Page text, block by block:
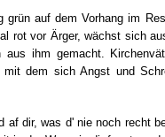
auf dem Vorhang im
rot vor Ärger, wächst sich
ihm gemacht.
dem sich Angst und
af dir, was d' nie noch recht